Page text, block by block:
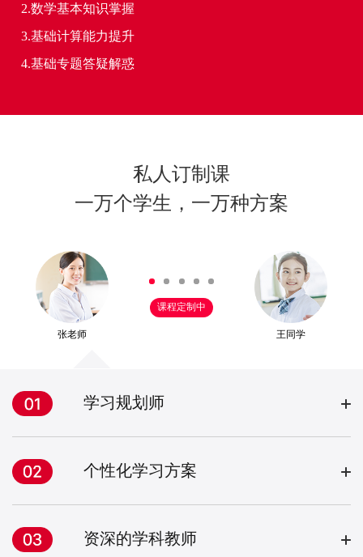
2.数学基本知识掌握
3.基础计算能力提升
4.基础专题答疑解惑
私人订制课
一万个学生，一万种方案
张老师
课程定制中
王同学
学习规划师
个性化学习方案
资深的学科教师